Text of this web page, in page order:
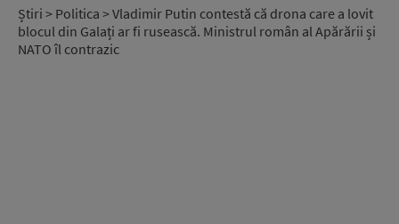
Știri > Politica > Vladimir Putin contestă că drona care a lovit
blocul din Galați ar fi rusească. Ministrul român al Apărării și
NATO îl contrazic
RADIO
CONCURSURI